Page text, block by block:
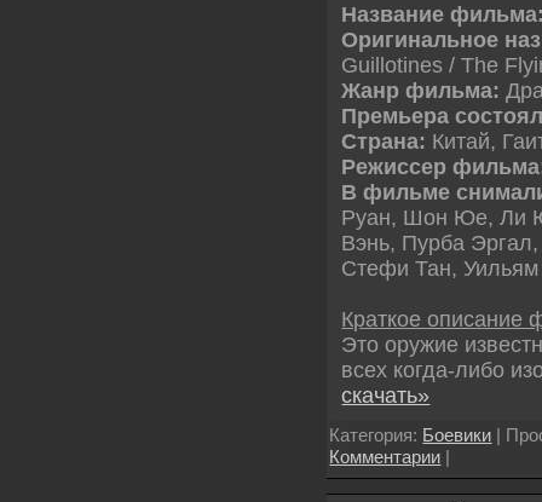
Название
Оригинальное
Guillotines / The
Жанр фильма:
Премьера
Страна: Китай,
Режиссер
В фильме
Руан, Шон Юе, Ли
Вэнь, Пурба
Стефи Тан,
Краткое описание
Это оружие
всех когда-либо
скачать»
Категория: Боевики |
Комментарии |